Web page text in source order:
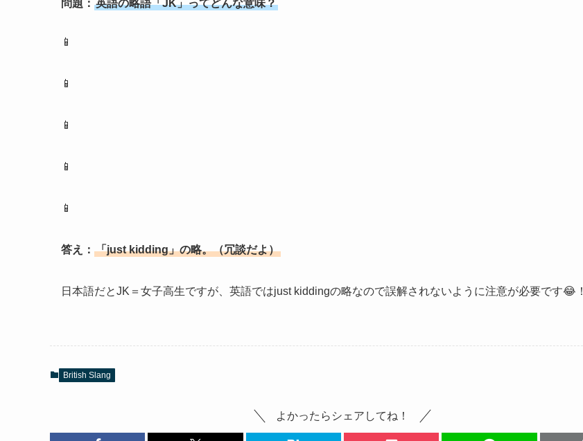
問題： 英語の略語「JK」ってどんな意味？
📱
📱
📱
📱
📱
答え： 「just kidding」の略。（冗談だよ）
日本語だとJK＝女子高生ですが、英語ではjust kiddingの略なので誤解されないように注意が必要です😂！
British Slang
よかったらシェアしてね！